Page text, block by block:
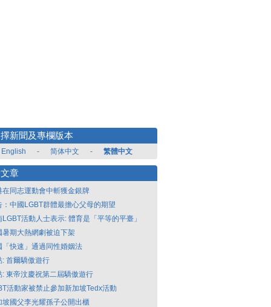
新聞及專欄版本
English - 简体中文 - 繁體中文
章
在同志運動會中斬獲金銀牌
：中國LGBT群體最擔心父母的期望
LGBT活動人士表示: 體育是「平等的平臺」
暑期大熱網劇被迫下架
「快速」通過同性婚姻法
: 首爾驕傲遊行
: 東帝汶慶祝第二屆驕傲遊行
活動家被禁止參加新加坡Tedx活動
坡國父李光耀孫子公開出櫃